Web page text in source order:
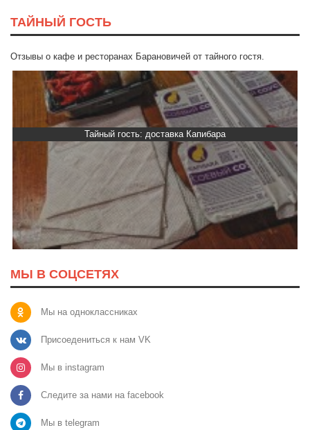
ТАЙНЫЙ ГОСТЬ
Отзывы о кафе и ресторанах Барановичей от тайного гостя.
Тайный гость: кафе «Автограф»
МЫ В СОЦСЕТЯХ
Мы на одноклассниках
Присоедениться к нам VK
Мы в instagram
Следите за нами на facebook
Мы в telegram